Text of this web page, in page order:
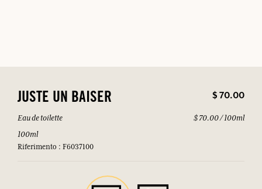
JUSTE UN BAISER $ 70.00
Eau de toilette
100ml
Riferimento : F6037100
$ 70.00 / 100ml